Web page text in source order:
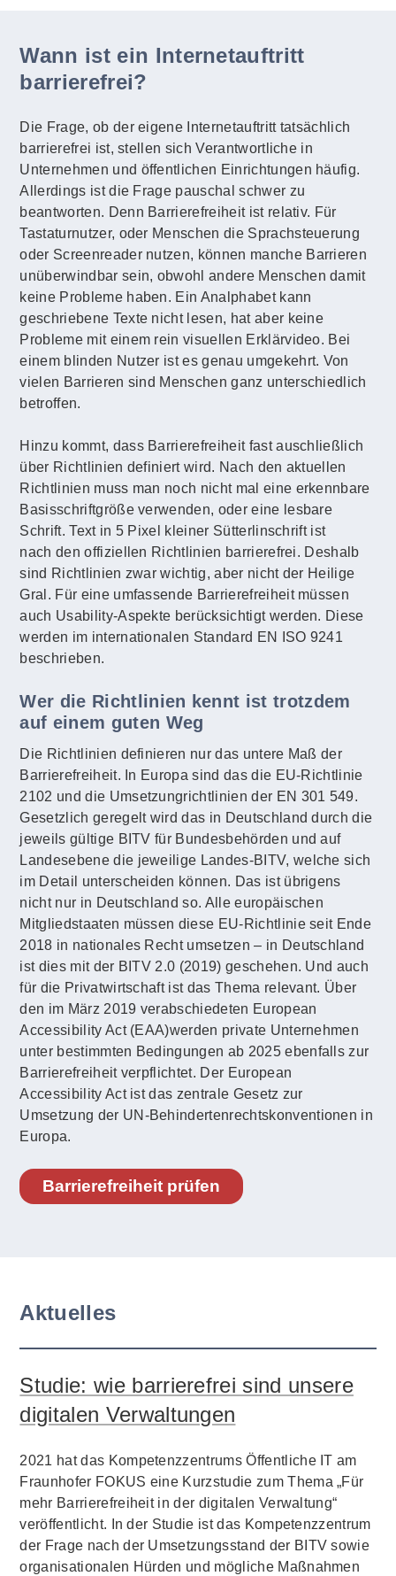
Wann ist ein Internetauftritt
barrierefrei?
Die Frage, ob der eigene Internetauftritt tatsächlich
barrierefrei ist, stellen sich Verantwortliche in
Unternehmen und öffentlichen Einrichtungen häufig.
Allerdings ist die Frage pauschal schwer zu
beantworten. Denn Barrierefreiheit ist relativ. Für
Tastaturnutzer, oder Menschen die Sprachsteuerung
oder Screenreader nutzen, können manche Barrieren
unüberwindbar sein, obwohl andere Menschen damit
keine Probleme haben. Ein Analphabet kann
geschriebene Texte nicht lesen, hat aber keine
Probleme mit einem rein visuellen Erklärvideo. Bei
einem blinden Nutzer ist es genau umgekehrt. Von
vielen Barrieren sind Menschen ganz unterschiedlich
betroffen.
Hinzu kommt, dass Barrierefreiheit fast auschließlich
über Richtlinien definiert wird. Nach den aktuellen
Richtlinien muss man noch nicht mal eine erkennbare
Basisschriftgröße verwenden, oder eine lesbare
Schrift. Text in 5 Pixel kleiner Sütterlinschrift ist
nach den offiziellen Richtlinien barrierefrei. Deshalb
sind Richtlinien zwar wichtig, aber nicht der Heilige
Gral. Für eine umfassende Barrierefreiheit müssen
auch Usability-Aspekte berücksichtigt werden. Diese
werden im internationalen Standard EN ISO 9241
beschrieben.
Wer die Richtlinien kennt ist trotzdem
auf einem guten Weg
Die Richtlinien definieren nur das untere Maß der
Barrierefreiheit. In Europa sind das die EU-Richtlinie
2102 und die Umsetzungrichtlinien der EN 301 549.
Gesetzlich geregelt wird das in Deutschland durch die
jeweils gültige BITV für Bundesbehörden und auf
Landesebene die jeweilige Landes-BITV, welche sich
im Detail unterscheiden können. Das ist übrigens
nicht nur in Deutschland so. Alle europäischen
Mitgliedstaaten müssen diese EU-Richtlinie seit Ende
2018 in nationales Recht umsetzen – in Deutschland
ist dies mit der BITV 2.0 (2019) geschehen. Und auch
für die Privatwirtschaft ist das Thema relevant. Über
den im März 2019 verabschiedeten European
Accessibility Act (EAA)werden private Unternehmen
unter bestimmten Bedingungen ab 2025 ebenfalls zur
Barrierefreiheit verpflichtet. Der European
Accessibility Act ist das zentrale Gesetz zur
Umsetzung der UN-Behindertenrechtskonventionen in
Europa.
Barrierefreiheit prüfen
Aktuelles
Studie: wie barrierefrei sind unsere
digitalen Verwaltungen
2021 hat das Kompetenzzentrums Öffentliche IT am
Fraunhofer FOKUS eine Kurzstudie zum Thema „Für
mehr Barrierefreiheit in der digitalen Verwaltung“
veröffentlicht. In der Studie ist das Kompetenzzentrum
der Frage nach der Umsetzungsstand der BITV sowie
organisationalen Hürden und mögliche Maßnahmen